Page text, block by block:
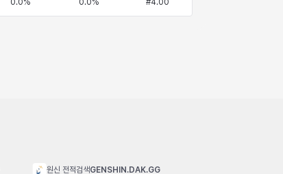
0.0% 0.0% #4.00
원신 전적검색GENSHIN.DAK.GG